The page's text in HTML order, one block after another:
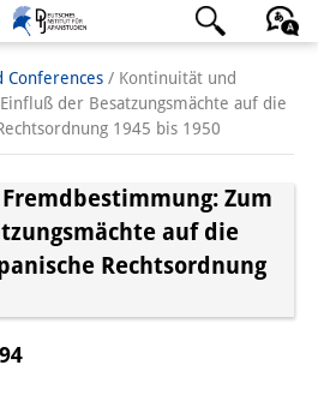
&
日本語 English Deutsch
Conferences / Kontinuität und
der Besatzungsmächte auf die
1945 bis 1950
Zum
auf die
Rechtsordnung